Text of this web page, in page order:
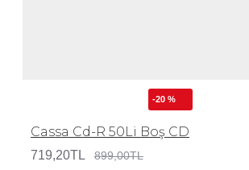
-20 %
Cassa Cd-R 50Li Boş CD
719,20TL 899,00TL